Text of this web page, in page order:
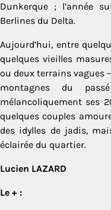
Dunkerque ; l’année
Berlines du Delta.
Aujourd’hui, entre
quelques vieilles
ou deux terrains vagues
montagnes du
mélancoliquement ses
quelques couples
des idylles de jadis,
éclairée du quartier.
Lucien LAZARD
Le + :